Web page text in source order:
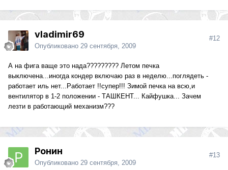
vladimir69
Опубликовано 29 сентября, 2009
#12
А на фига ваще это нада????????? Летом печка
выключена...иногда кондер включаю раз в неделю...поглядеть -
работает иль нет...Работает !!супер!!! Зимой печка на всю,и
вентилятор в 1-2 положении - ТАШКЕНТ... Кайфушка... Зачем
лезти в работающий механизм???
Ронин
Опубликовано 29 сентября, 2009
#13